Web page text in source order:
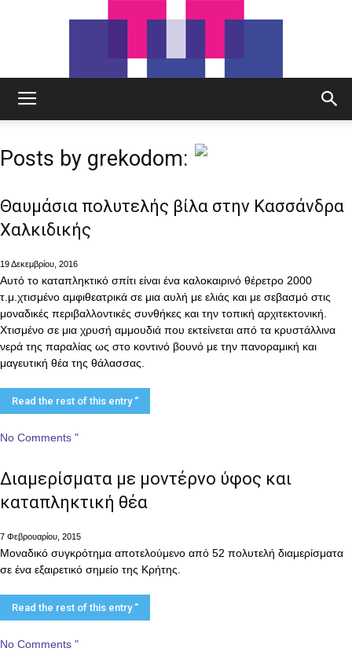
Posts by grekodom:
Θαυμάσια πολυτελής βίλα στην Κασσάνδρα
Χαλκιδικής
19 Δεκεμβρίου, 2016
Αυτό το καταπληκτικό σπίτι είναι ένα καλοκαιρινό θέρετρο 2000
τ.μ.χτισμένο αμφιθεατρικά σε μια αυλή με ελιάς και με σεβασμό στις
μοναδικές περιβαλλοντικές συνθήκες και την τοπική αρχιτεκτονική.
Χτισμένο σε μια χρυσή αμμουδιά που εκτείνεται από τα κρυστάλλινα
νερά της παραλίας ως στο κοντινό βουνό με την πανοραμική και
μαγευτική θέα της θάλασσας.
Read the rest of this entry “
No Comments "
Διαμερίσματα με μοντέρνο ύφος και
καταπληκτική θέα
7 Φεβρουαρίου, 2015
Μοναδικό συγκρότημα αποτελούμενο από 52 πολυτελή διαμερίσματα
σε ένα εξαιρετικό σημείο της Κρήτης.
Read the rest of this entry “
No Comments "